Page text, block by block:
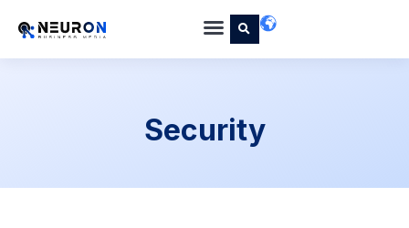
Security